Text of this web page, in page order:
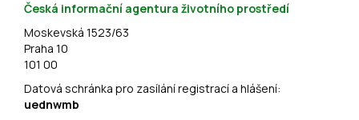
Česká informační agentura životního prostředí
Moskevská 1523/63
Praha 10
101 00
Datová schránka pro zasílání registrací a hlášení:
uednwmb